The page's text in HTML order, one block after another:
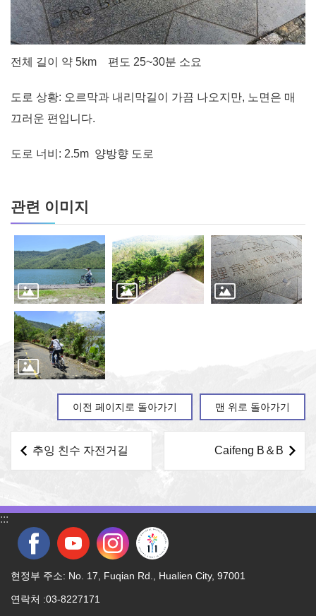
전체 길이 약 5km 편도 25~30분 소요
도로 상황: 오르막과 내리막길이 가끔 나오지만, 노면은 매
끄러운 편입니다.
도로 너비: 2.5m 양방향 도로
관련 이미지
이전 페이지로 돌아가기 맨 위로 돌아가기
추잉 친수 자전거길 Caifeng B＆B
:::
현정부 주소: No. 17, Fuqian Rd., Hualien City, 97001
연락처 :03-8227171